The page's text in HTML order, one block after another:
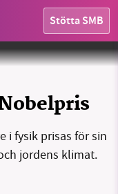
Stötta SMB
i fysik prisas för sin
jordens klimat.
Pixource / Pixabay License